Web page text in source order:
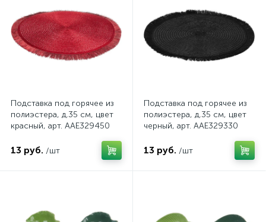
Подставка под горячее из
полиэстера, д.35 см, цвет
красный, арт. AAE329450
13 руб. /шт
Подставка под горячее из
полиэстера, д.35 см, цвет
черный, арт. AAE329330
13 руб. /шт